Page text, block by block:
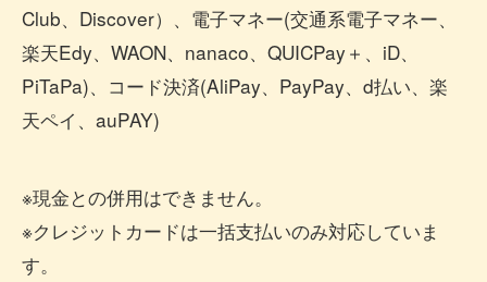
Club、Discover）、電子マネー(交通系電子マネー、
楽天Edy、WAON、nanaco、QUICPay＋、iD、
PiTaPa)、コード決済(AliPay、PayPay、d払い、楽
天ペイ、auPAY)
※現金との併用はできません。
※クレジットカードは一括支払いのみ対応していま
す。